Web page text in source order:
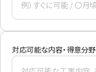
対応可能な内容・得意分野